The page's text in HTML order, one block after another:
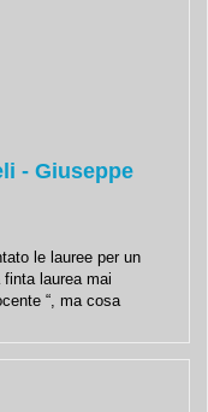
- Giuseppe
le lauree per un
laurea mai
“, ma cosa